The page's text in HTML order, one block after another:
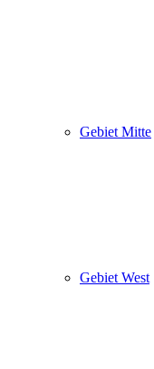
Gebiet Mitte
Gebiet West